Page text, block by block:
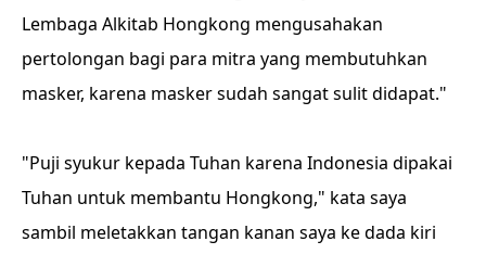
Lembaga Alkitab Hongkong mengusahakan
pertolongan bagi para mitra yang membutuhkan
masker, karena masker sudah sangat sulit didapat."
"Puji syukur kepada Tuhan karena Indonesia dipakai
Tuhan untuk membantu Hongkong," kata saya
sambil meletakkan tangan kanan saya ke dada kiri